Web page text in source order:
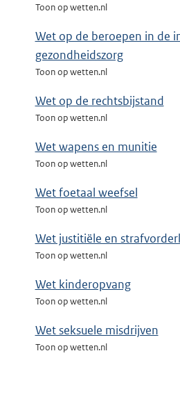
Toon op wetten.nl
Wet op de beroepen in de
gezondheidszorg
Toon op wetten.nl
Wet op de rechtsbijstand
Toon op wetten.nl
Wet wapens en munitie
Toon op wetten.nl
Wet foetaal weefsel
Toon op wetten.nl
Wet justitiële en
Toon op wetten.nl
Wet kinderopvang
Toon op wetten.nl
Wet seksuele misdrijven
Toon op wetten.nl